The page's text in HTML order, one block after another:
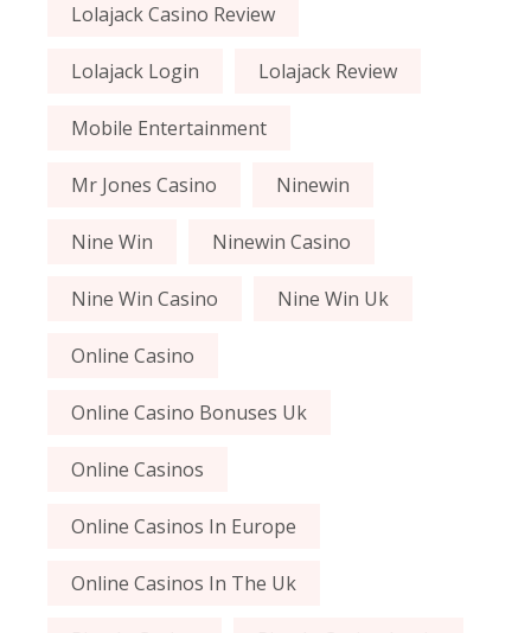
Lolajack Casino Review
Lolajack Login Lolajack Review
Mobile Entertainment
Mr Jones Casino Ninewin
Nine Win Ninewin Casino
Nine Win Casino Nine Win Uk
Online Casino
Online Casino Bonuses Uk
Online Casinos
Online Casinos In Europe
Online Casinos In The Uk